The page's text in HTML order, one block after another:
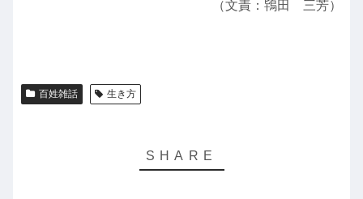
（文責：鴇田 三芳）
百姓雑話 生き方